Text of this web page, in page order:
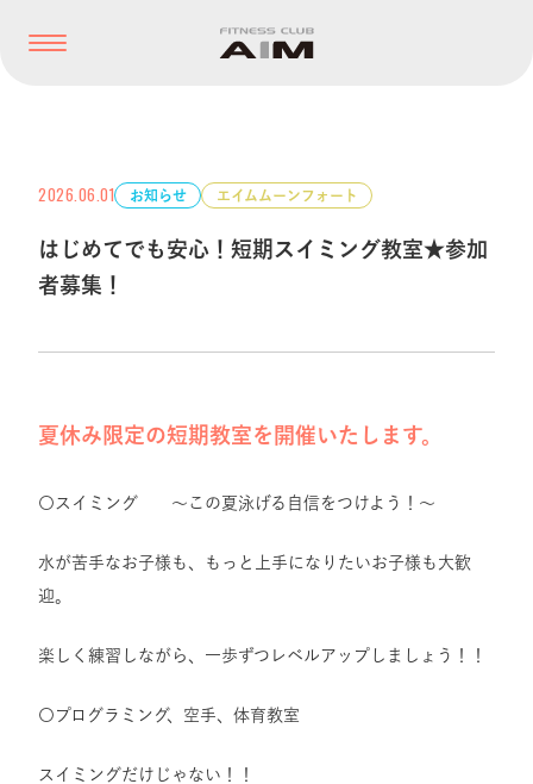
2026.06.01 お知らせ エイムムーンフォート
はじめてでも安心！短期スイミング教室★参加
者募集！
夏休み限定の短期教室を開催いたします。
〇スイミング ～この夏泳げる自信をつけよう！～
水が苦手なお子様も、もっと上手になりたいお子様も大歓
迎。
楽しく練習しながら、一歩ずつレベルアップしましょう！！
〇プログラミング、空手、体育教室
スイミングだけじゃない！！